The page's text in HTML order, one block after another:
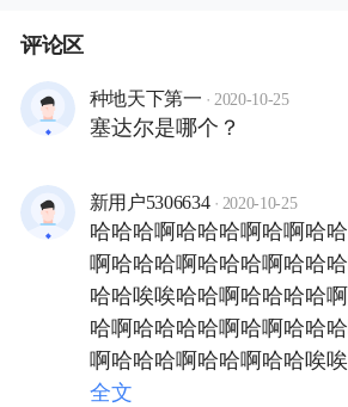
评论区
种地天下第一 · 2020-10-25
塞达尔是哪个？
新用户5306634 · 2020-10-25
哈哈哈啊哈哈哈啊哈啊哈
啊哈哈哈啊哈哈哈啊哈哈
哈哈唉唉哈哈啊哈哈哈哈
哈啊哈哈哈哈啊哈啊哈哈
啊哈哈哈啊哈哈啊哈哈唉
哈哈哈啊哈哈哈啊哈啊哈哈
全文